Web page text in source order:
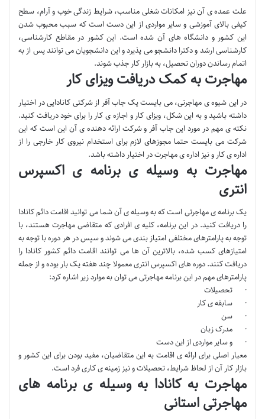
علت عمده ی آن نیز امکانات شغلی مناسب، شرایط زندگی خوب و آرام، سطح
کیفی بالای آموزشی و سایر مواردی از این دست است که سبب محبوب شدن
این کشور و دانشگاه های آن شده است. این کشور در مقاطع کارشناسی،
کارشناسی ارشد و دکترا دانشجو می پذیرد و این دانشجویان می توانند پس از به
اتمام رساندن دوران تحصیل، به بازار کار جذب شوند.
مهاجرت به کمک دریافت ویزای کار
در این شیوه ی مهاجرتی، می بایست یک جاب آفر از شرکتی کانادایی در اختیار
داشته باشید و به این شکل، ویزای کار و اجازه ی کار را برای خود دریافت کنید.
نکته ی مهم در مورد این جاب آفر و شرکت ارائه دهنده ی آن این است که این
شرکت می بایست حتما مجوزهای لازم برای استخدام نیروی کار خارجی را از
اداره ی کار و نیز اداره ی مهاجرت در اختیار داشته باشد.
مهاجرت به وسیله ی برنامه ی اکسپرس
انتری
یک برنامه ی مهاجرتی است که به وسیله ی آن شما می توانید اقامت دائم کانادا
را دریافت کنید. در این برنامه، کلیه ی افرادی که متقاضی مهاجرت هستند، با
توجه به پارامترهای مختلفی امتیاز بندی می شوند و سپس در هر دوره با توجه به
امتیازهای کسب شده، بالاترین آن ها می توانند اقامت دائم کشور کانادا را
دریافت کنند. دوره های اکسپرس انتری معمولا چند هفته یک بار بوده و از جمله
پارامترهای مهم در این برنامه مهاجرتی می توان به موارد زیر اشاره کرد:
· تحصیلات
· سابقه ی کار
· سن
· مدرک زبان
· و سایر مواردی از این دست
معیار اصلی برای ارائه ی اقامت به این متقاضیان، مفید بودن برای این کشور و
بازار کار آن از لحاظ شرایط، تحصیلات و نیز زمینه ی کاری فرد است.
مهاجرت به کانادا به وسیله ی برنامه های
مهاجرتی استانی